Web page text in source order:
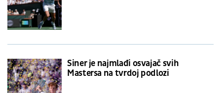
Siner je najmlađi osvajač svih
Mastersa na tvrdoj podlozi